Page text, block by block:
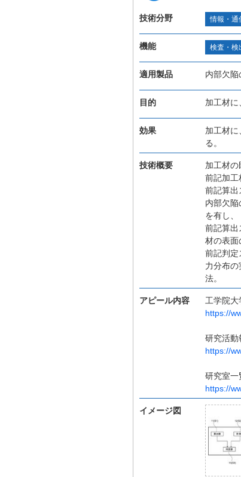
技術分野 情報・通
機能 検査・検
適用製品 内部欠
目的 加工材に
効果
加工材
る。
技術概要
加工材の
前記加工
前記算出
内部欠陥
を有し、
前記算出
材の表面
前記判定
力分布
法。
アピール内容
工学院大
https://
研究活動
https://
研究室一
https://
イメージ図